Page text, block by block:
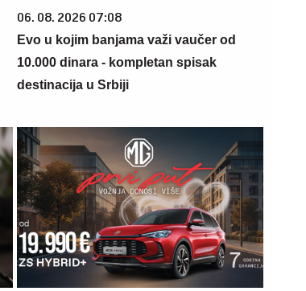
06. 08. 2026 07:08
Evo u kojim banjama važi vaučer od
10.000 dinara - kompletan spisak
destinacija u Srbiji